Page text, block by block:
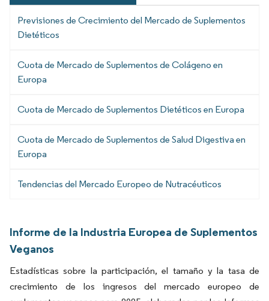
Previsiones de Crecimiento del Mercado de Suplementos
Dietéticos
Cuota de Mercado de Suplementos de Colágeno en
Europa
Cuota de Mercado de Suplementos Dietéticos en Europa
Cuota de Mercado de Suplementos de Salud Digestiva en
Europa
Tendencias del Mercado Europeo de Nutracéuticos
Informe de la Industria Europea de Suplementos
Veganos
Estadísticas sobre la participación, el tamaño y la tasa de
crecimiento de los ingresos del mercado europeo de